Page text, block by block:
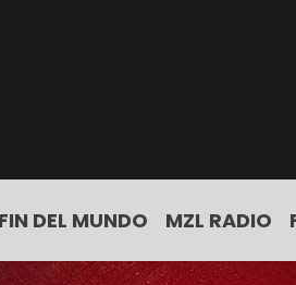
DEL MUNDO MZL RADIO